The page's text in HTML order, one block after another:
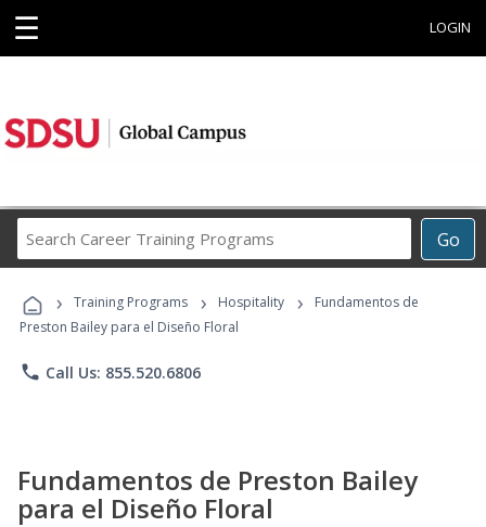
☰ LOGIN
Go
Career
Programs
› Training Programs › Hospitality ›
Fundamentos de
Preston Bailey para el Diseño Floral
phone Call Us: 855.520.6806
Fundamentos de Preston Bailey
para el Diseño Floral